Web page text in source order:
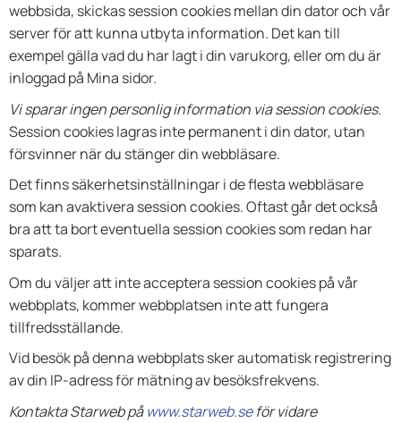
webbsida, skickas session cookies mellan din dator och vår
server för att kunna utbyta information. Det kan till
exempel gälla vad du har lagt i din varukorg, eller om du är
inloggad på Mina sidor.
Vi sparar ingen personlig information via session cookies.
Session cookies lagras inte permanent i din dator, utan
försvinner när du stänger din webbläsare.
Det finns säkerhetsinställningar i de flesta webbläsare
som kan avaktivera session cookies. Oftast går det också
bra att ta bort eventuella session cookies som redan har
sparats.
Om du väljer att inte acceptera session cookies på vår
webbplats, kommer webbplatsen inte att fungera
tillfredsställande.
Vid besök på denna webbplats sker automatisk registrering
av din IP-adress för mätning av besöksfrekvens.
Kontakta Starweb påwww.starweb.seför vidare